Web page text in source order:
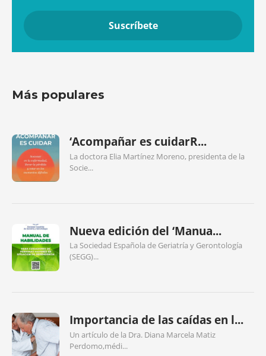
Más populares
‘Acompañar es cuidarR...
La doctora Elia Martínez Moreno, presidenta de la
Socie...
Nueva edición del ‘Manua...
La Sociedad Española de Geriatría y Gerontología
(SEGG)...
Importancia de las caídas en l...
Un artículo de la Dra. Diana Marcela Matiz
Perdomo,médi...